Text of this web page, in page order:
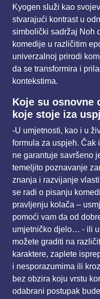
Kyogen služi kao
stvarajući kontrast u
simbolički sadržaj Noh
komedije u različitim
univerzalnoj prirodi
da se transformira i
kontekstima.
Koje su osnovne
koje stoje iza
-U umjetnosti, kao i u
formula za uspjeh. Čak
ne garantuje savršeno
temeljito poznavanje
znanja i razvijanje
se radi o pisanju
pravljenju kolača –
pomoći vam da od
umjetničko djelo… - ili
možete graditi na
karaktere, zaplete
i nesporazumima ili
bez obzira koju vrstu
odabrani postupak